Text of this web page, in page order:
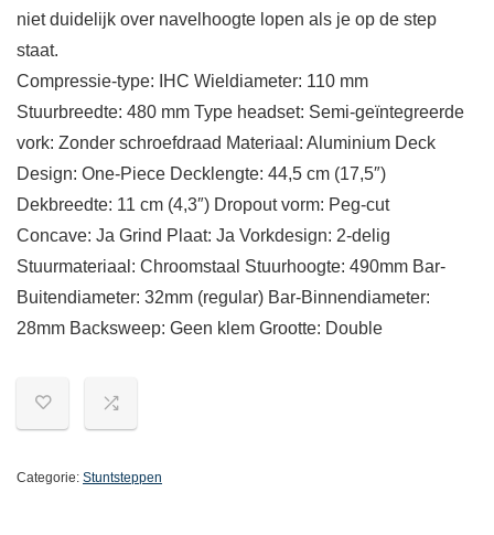
niet duidelijk over navelhoogte lopen als je op de step
staat.
Compressie-type: IHC Wieldiameter: 110 mm
Stuurbreedte: 480 mm Type headset: Semi-geïntegreerde
vork: Zonder schroefdraad Materiaal: Aluminium Deck
Design: One-Piece Decklengte: 44,5 cm (17,5″)
Dekbreedte: 11 cm (4,3″) Dropout vorm: Peg-cut
Concave: Ja Grind Plaat: Ja Vorkdesign: 2-delig
Stuurmateriaal: Chroomstaal Stuurhoogte: 490mm Bar-
Buitendiameter: 32mm (regular) Bar-Binnendiameter:
28mm Backsweep: Geen klem Grootte: Double
Categorie: Stuntsteppen